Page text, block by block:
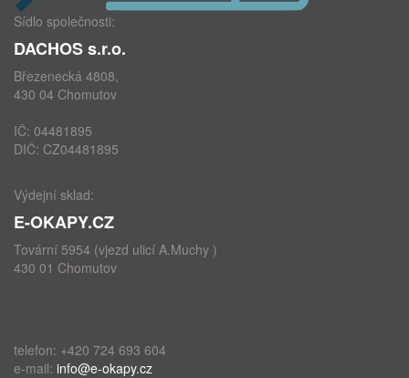
Sídlo společnosti:
DACHOS s.r.o.
Březenecká 4808,
430 04 Chomutov
IČ: 04481895
DIČ: CZ04481895
Výdejní sklad:
E-OKAPY.CZ
Tovární 5954 (vjezd ulicí A.Muchy )
430 01 Chomutov
telefon: +420 724 693 604
e-mail: info@e-okapy.cz